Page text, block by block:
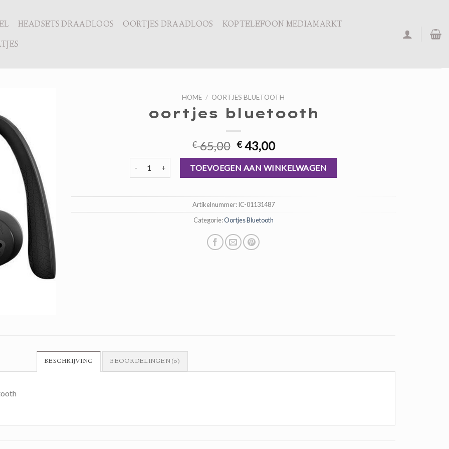
HEADSETS DRAADLOOS OORTJES DRAADLOOS
KOPTELEFOON MEDIAMARKT
HOME / OORTJES BLUETOOTH
oortjes bluetooth
€65,00 Oorspronkelijke
prijs
was:
€ 65,00.
€43,00Huidige
prijs
is:
€ 43,00.
oortjes bluetooth aantalTOEVOEGEN AAN WINKELWAGEN
Artikelnummer:IC-01131487
Categorie:Oortjes Bluetooth
BESCHRIJVING BEOORDELINGEN (0)